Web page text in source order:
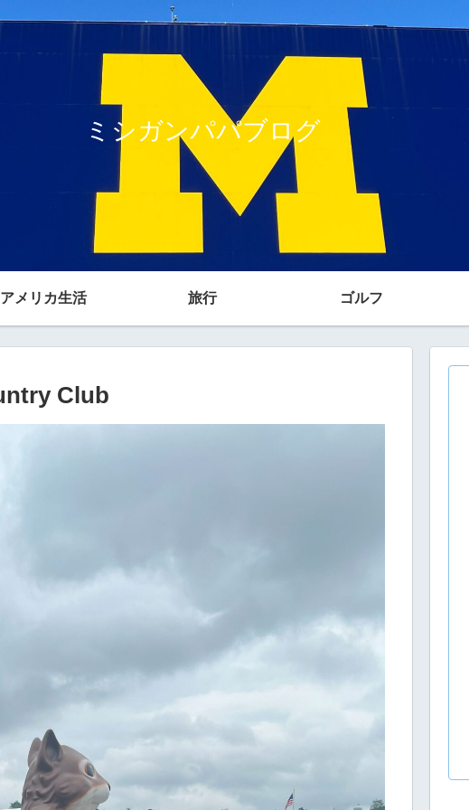
ミシガンパパブログ
アメリカ生活 旅行 ゴルフ
Club